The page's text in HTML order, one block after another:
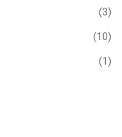
(3)
(10)
(1)